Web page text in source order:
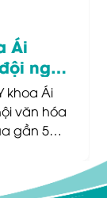
Ái
ngũ-
khoa Ái
văn hóa
gần 500
thống